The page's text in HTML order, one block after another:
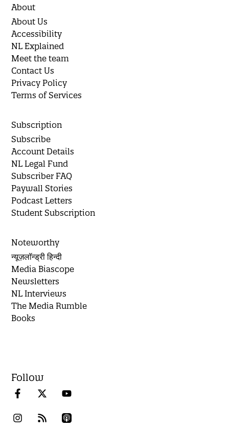
About
About Us
Accessibility
NL Explained
Meet the team
Contact Us
Privacy Policy
Terms of Services
Subscription
Subscribe
Account Details
NL Legal Fund
Subscriber FAQ
Paywall Stories
Podcast Letters
Student Subscription
Noteworthy
न्यूज़लॉन्ड्री हिन्दी
Media Biascope
Newsletters
NL Interviews
The Media Rumble
Books
Follow